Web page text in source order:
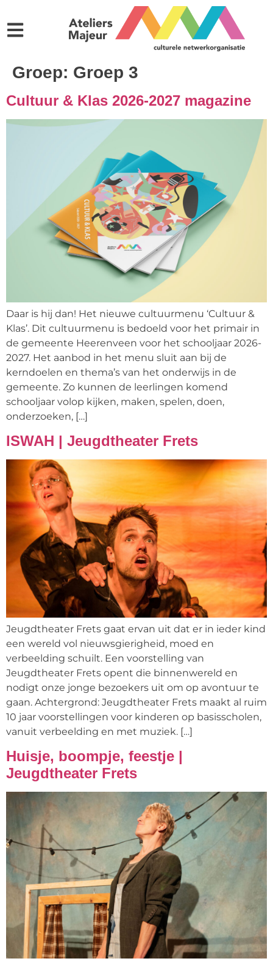
Groep: Groep 3
Cultuur & Klas 2026-2027 magazine
Daar is hij dan! Het nieuwe cultuurmenu ‘Cultuur &
Klas’. Dit cultuurmenu is bedoeld voor het primair in
de gemeente Heerenveen voor het schooljaar 2026-
2027. Het aanbod in het menu sluit aan bij de
kerndoelen en thema’s van het onderwijs in de
gemeente. Zo kunnen de leerlingen komend
schooljaar volop kijken, maken, spelen, doen,
onderzoeken, […]
ISWAH | Jeugdtheater Frets
Jeugdtheater Frets gaat ervan uit dat er in ieder kind
een wereld vol nieuwsgierigheid, moed en
verbeelding schuilt. Een voorstelling van
Jeugdtheater Frets opent die binnenwereld en
nodigt onze jonge bezoekers uit om op avontuur te
gaan. Achtergrond: Jeugdtheater Frets maakt al ruim
10 jaar voorstellingen voor kinderen op basisscholen,
vanuit verbeelding en met muziek. […]
Huisje, boompje, feestje |
Jeugdtheater Frets